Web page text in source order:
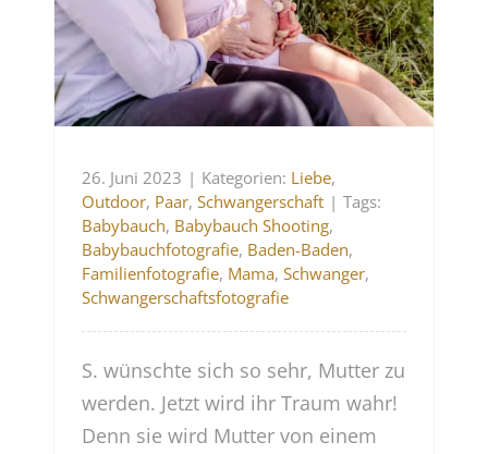
26. Juni 2023 | Kategorien: Liebe,
Outdoor, Paar,Schwangerschaft | Tags:
Babybauch, Babybauch Shooting,
Babybauchfotografie, Baden-Baden,
Familienfotografie, Mama,Schwanger,
Schwangerschaftsfotografie
S. wünschte sich so sehr, Mutter zu
werden. Jetzt wird ihr Traum wahr!
Denn sie wird Mutter von einem